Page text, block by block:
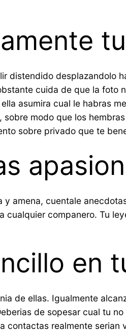
distendido desplazandolo
cuida de que la
asumira cual le habras
modo que los
sobre privado que te
amena, cuentale
cualquier companero. Tu
en
de ellas. Igualmente
de sopesar cual tu
contactas realmente serian